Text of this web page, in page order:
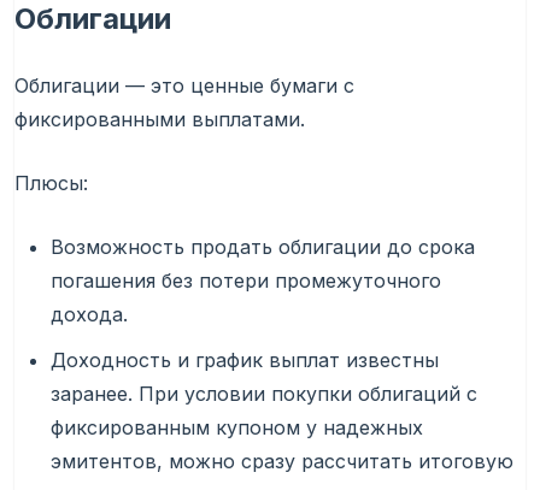
Облигации
Облигации — это ценные бумаги с
фиксированными выплатами.
Плюсы:
Возможность продать облигации до срока
погашения без потери промежуточного
дохода.
Доходность и график выплат известны
заранее. При условии покупки облигаций с
фиксированным купоном у надежных
эмитентов, можно сразу рассчитать итоговую